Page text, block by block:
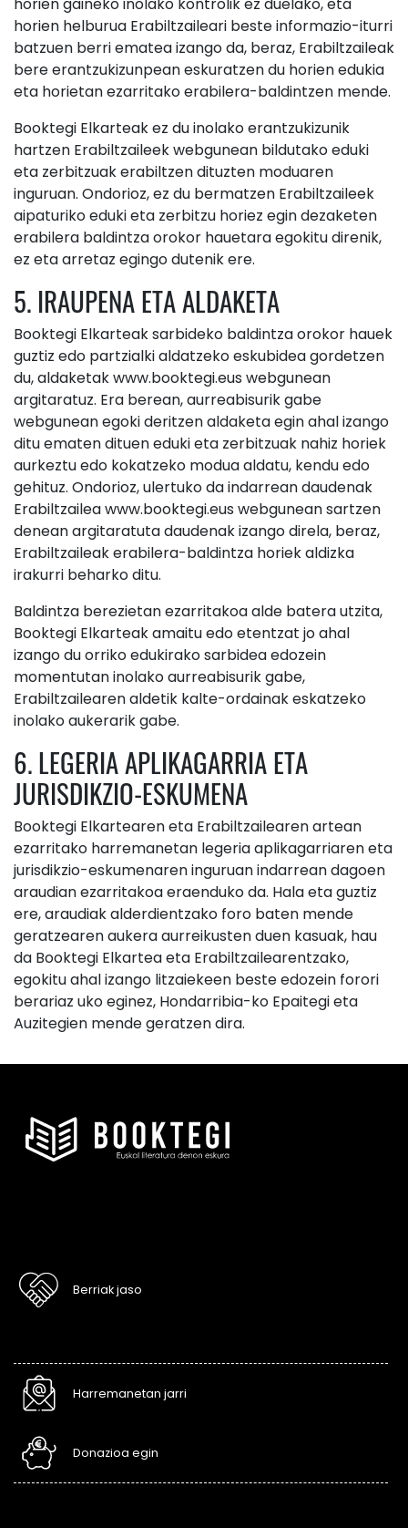
horien helburua Erabiltzaileari beste informazio-iturri
batzuen berri ematea izango da, beraz, Erabiltzaileak
bere erantzukizunpean eskuratzen du horien edukia
eta horietan ezarritako erabilera-baldintzen mende.
Booktegi Elkarteak ez du inolako erantzukizunik
hartzen Erabiltzaileek webgunean bildutako eduki
eta zerbitzuak erabiltzen dituzten moduaren
inguruan. Ondorioz, ez du bermatzen Erabiltzaileek
aipaturiko eduki eta zerbitzu horiez egin dezaketen
erabilera baldintza orokor hauetara egokitu direnik,
ez eta arretaz egingo dutenik ere.
5. IRAUPENA ETA ALDAKETA
Booktegi Elkarteak sarbideko baldintza orokor hauek
guztiz edo partzialki aldatzeko eskubidea gordetzen
du, aldaketak www.booktegi.eus webgunean
argitaratuz. Era berean, aurreabisurik gabe
webgunean egoki deritzen aldaketa egin ahal izango
ditu ematen dituen eduki eta zerbitzuak nahiz horiek
aurkeztu edo kokatzeko modua aldatu, kendu edo
gehituz. Ondorioz, ulertuko da indarrean daudenak
Erabiltzailea www.booktegi.eus webgunean sartzen
denean argitaratuta daudenak izango direla, beraz,
Erabiltzaileak erabilera-baldintza horiek aldizka
irakurri beharko ditu.
Baldintza berezietan ezarritakoa alde batera utzita,
Booktegi Elkarteak amaitu edo etentzat jo ahal
izango du orriko edukirako sarbidea edozein
momentutan inolako aurreabisurik gabe,
Erabiltzailearen aldetik kalte-ordainak eskatzeko
inolako aukerarik gabe.
6. LEGERIA APLIKAGARRIA ETA
JURISDIKZIO-ESKUMENA
Booktegi Elkartearen eta Erabiltzailearen artean
ezarritako harremanetan legeria aplikagarriaren eta
jurisdikzio-eskumenaren inguruan indarrean dagoen
araudian ezarritakoa eraenduko da. Hala eta guztiz
ere, araudiak alderdientzako foro baten mende
geratzearen aukera aurreikusten duen kasuak, hau
da Booktegi Elkartea eta Erabiltzailearentzako,
egokitu ahal izango litzaiekeen beste edozein forori
berariaz uko eginez, Hondarribia-ko Epaitegi eta
Auzitegien mende geratzen dira.
Berriak jaso
Harremanetan jarri
Donazioa egin